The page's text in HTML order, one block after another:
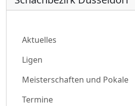
Aktuelles
Ligen
Meisterschaften und Pokale
Termine